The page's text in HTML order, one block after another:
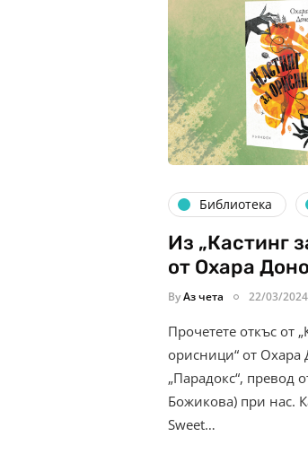
Библиотека
Из „Кастинг
от Охара
ByАз чета 22/03/2024
Прочетете откъс от
орисници“ от Охара
„Парадокс“, превод
Божикова) при нас.
Sweet…